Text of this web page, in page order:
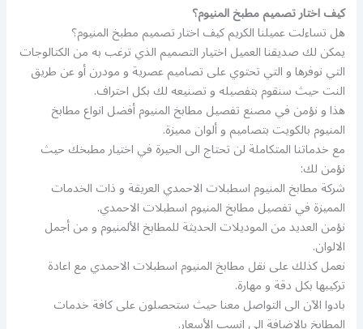
كيف اختار تصميم مطبخ المنيوم؟
هل تساءلت عميلنا الكريم كيف اختار تصميم مطبخ المنيوم؟
يمكن لك صديقنا العميل اختيار التصميم الذي ترغب به من الكتالوجات
التي نوفرها و التي تحتوي على تصاميم عصرية و مودرن أو عن طريق
النت حيث سنقوم بتفصيله و تصنيعه لك بكل احتراف.
هذا و نؤمن في مصنع تفصيل مطابخ المنيوم أفضل انواع مطابخ
المنيوم بالكويت بتصاميم و ألوان مميزة.
مع خدماتنا المتكاملة لن تحتاج الى الحيرة في اختيار مطبخك حيث
نؤمن لك:
شركة مطابخ المنيوم اسطبلات الاحمدي العريقة و ذات الخدمات
المميزة في تفصيل مطابخ المنيوم اسطبلات الاحمدي.
نؤمن العديد من الموديلات الحديثة للمطابخ الألمنيوم و من أجمل
الالوان.
نعمل كذلك على نقل مطابخ المنيوم اسطبلات الاحمدي مع اعادة
تركيبها بكل دقة و مهارة.
بادوا الآن الى التواصل معنا حيث ستحصلون على كافة خدمات